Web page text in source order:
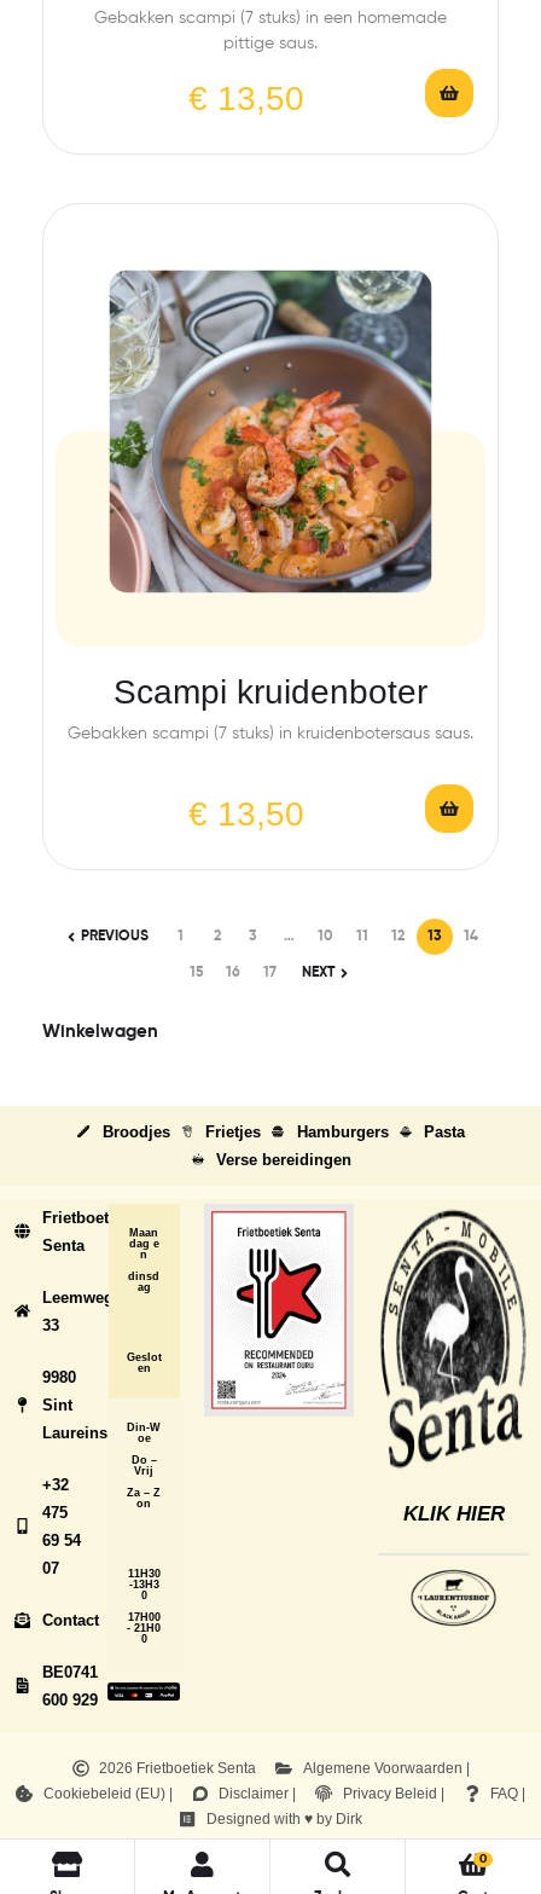
Gebakken scampi (7 stuks) in een homemade
pittige saus.
€ 13,50
Scampi kruidenboter
Gebakken scampi (7 stuks) in kruidenbotersaus saus.
€ 13,50
PREVIOUS 1 2 3 … 10 11 12 13 14
15 16 17 NEXT
Winkelwagen
Broodjes Frietjes Hamburgers
Pasta
Verse bereidingen
Frietboetiek
Senta
Leemweg
33
9980
Sint
Laureins
+32
475
69 54
07
Contact
BE0741
600 929
Maan
dag e
n
dinsd
ag
Geslot
en
Din-W
oe
Do –
Vrij
Za – Z
on
11H30
-13H3
0
17H00
- 21H0
0
KLIK HIER
2026 Frietboetiek Senta
Algemene Voorwaarden |
Cookiebeleid (EU) |
Disclaimer | Privacy Beleid |
FAQ |
Designed with ♥ by Dirk
0